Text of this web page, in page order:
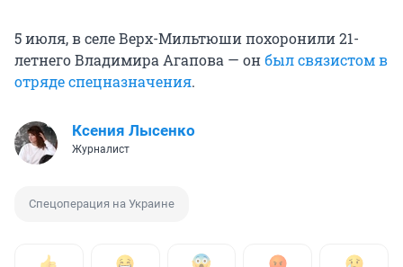
5 июля, в селе Верх-Мильтюши похоронили 21-
летнего Владимира Агапова — онбыл связистом в
отряде спецназначения.
Ксения Лысенко
Журналист
Спецоперация на Украине